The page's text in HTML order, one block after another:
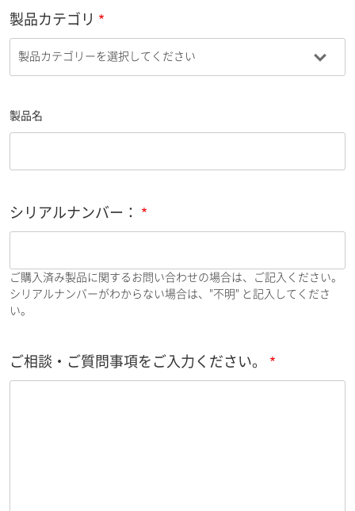
製品カテゴリ
製品名
シリアルナンバー：
ご購入済み製品に関するお問い合わせの場合は、ご記入ください。
シリアルナンバーがわからない場合は、"不明" と記入してくださ
い。
ご相談・ご質問事項をご入力ください。